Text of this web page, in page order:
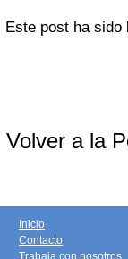
Este post ha sido
Volver a la
Inicio
Contacto
Trabaja con nosotros